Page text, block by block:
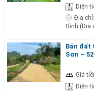
Diện
Địa chỉ:
Bình (Địa
Bán đất
Sơn –
Giá
Diện